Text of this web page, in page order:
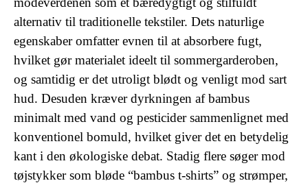
alternativ til traditionelle tekstiler. Dets naturlige
egenskaber omfatter evnen til at absorbere fugt,
hvilket gør materialet ideelt til sommergarderoben,
og samtidig er det utroligt blødt og venligt mod sart
hud. Desuden kræver dyrkningen af bambus
minimalt med vand og pesticider sammenlignet med
konventionel bomuld, hvilket giver det en betydelig
kant i den økologiske debat. Stadig flere søger mod
tøjstykker som bløde “bambus t-shirts” og strømper,